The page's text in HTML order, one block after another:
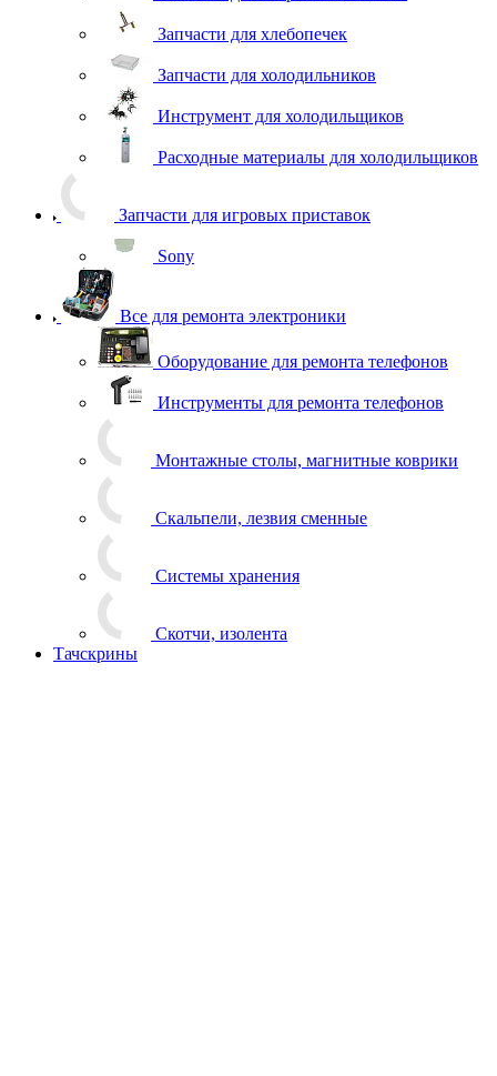
Запчасти для хлебопечек
Запчасти для холодильников
Инструмент для холодильщиков
Расходные материалы для холодильщиков
Запчасти для игровых приставок
Sony
Все для ремонта электроники
Оборудование для ремонта телефонов
Инструменты для ремонта телефонов
Системы хранения
Скотчи, изолента
Тачскрины